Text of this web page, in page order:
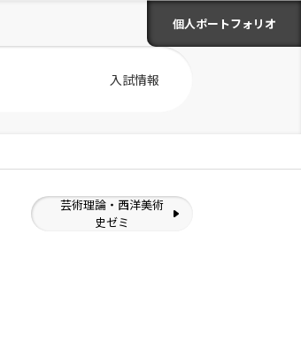
個人ポートフォリオ
入試情報
芸術理論・西洋美術
史ゼミ